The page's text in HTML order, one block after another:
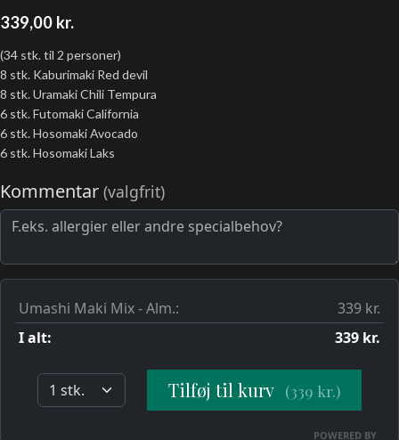
339,00 kr.
(34 stk. til 2 personer)
8 stk. Kaburimaki Red devil
8 stk. Uramaki Chili Tempura
6 stk. Futomaki California
6 stk. Hosomaki Avocado
6 stk. Hosomaki Laks